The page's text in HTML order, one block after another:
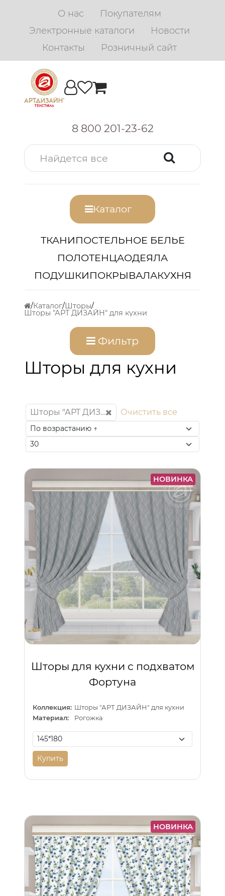
О нас
Покупателям
Электронные каталоги
Новости
Контакты
Розничный сайт
8 800 201-23-62
Каталог
ТКАНИПОСТЕЛЬНОЕ БЕЛЬЕ
ПОЛОТЕНЦАОДЕЯЛА
ПОДУШКИПОКРЫВАЛАКУХНЯ
Каталог Шторы
Шторы "АРТ ДИЗАЙН" для кухни
Фильтр
Шторы для кухни
Шторы "АРТ ДИЗАЙН" для кухни Очистить все
НОВИНКА
Шторы для кухни с подхватом
Фортуна
Коллекция: Шторы "АРТ ДИЗАЙН" для кухни
Материал:
Рогожка
Купить
НОВИНКА